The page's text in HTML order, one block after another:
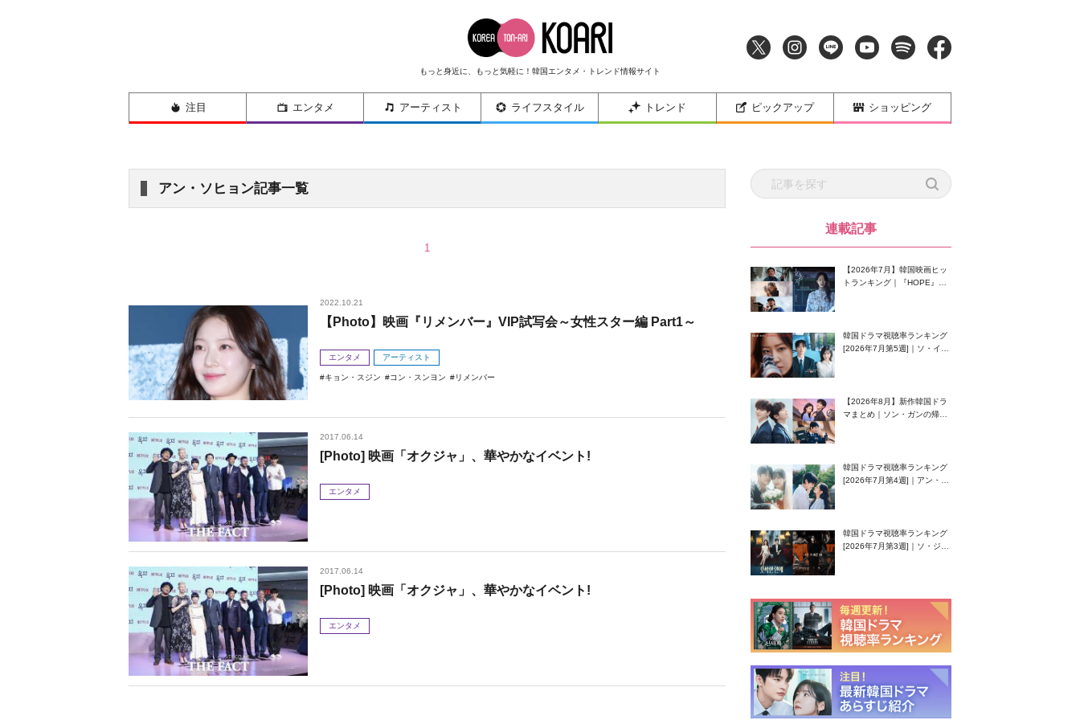
もっと身近に、もっと気軽に！韓国エンタメ・トレンド情報サイト
注目 エンタメ アーティスト ライフスタイル トレンド ピックアップ ショッピング
アン・ソヒョン記事一覧
1
2022.10.21
【Photo】映画『リメンバー』VIP試写会～女性スター編 Part1～
エンタメ アーティスト
キョン・スジン コン・スンヨン リメンバー
2017.06.14
[Photo] 映画「オクジャ」、華やかなイベント!
エンタメ
2017.06.14
[Photo] 映画「オクジャ」、華やかなイベント!
エンタメ
連載記事
【2026年7月】韓国映画ヒッ
トランキング｜『HOPE』が
韓国ドラマ視聴率ランキング
[2026年7月第5週]｜ソ・イン
【2026年8月】新作韓国ドラ
マまとめ｜ソン・ガンの帰
韓国ドラマ視聴率ランキング
[2026年7月第4週]｜アン・ヒ
韓国ドラマ視聴率ランキング
[2026年7月第3週]｜ソ・ジソ